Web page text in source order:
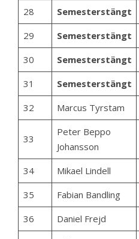
28
Semesterstängt
29
Semesterstängt
30
Semesterstängt
31
Semesterstängt
32
Marcus Tyrstam
33
Peter Beppo
Johansson
34 Mikael Lindell
35
Fabian Bandling
36
Daniel Frejd